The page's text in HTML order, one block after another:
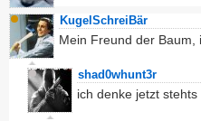
KugelSchreiBär
Mein Freund der Baum,
shad0whunt3r
ich denke jetzt stehts